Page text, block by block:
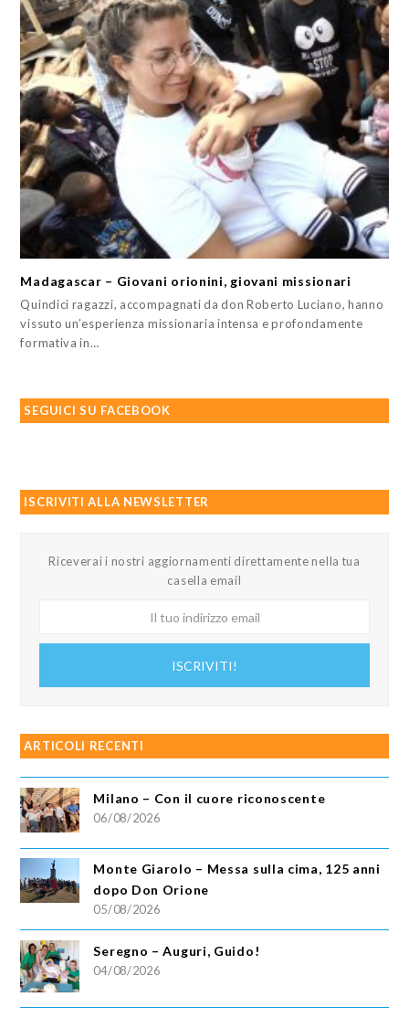
Madagascar – Giovani orionini, giovani missionari
Quindici ragazzi, accompagnati da don Roberto Luciano, hanno
vissuto un’esperienza missionaria intensa e profondamente
formativa in…
SEGUICI SU FACEBOOK
ISCRIVITI ALLA NEWSLETTER
Riceverai i nostri aggiornamenti direttamente nella tua
casella email
ISCRIVITI!
ARTICOLI RECENTI
Milano – Con il cuore riconoscente
06/08/2026
Monte Giarolo – Messa sulla cima, 125 anni
dopo Don Orione
05/08/2026
Seregno – Auguri, Guido!
04/08/2026